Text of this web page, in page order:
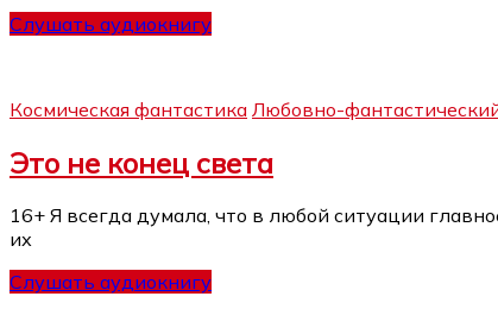
Слушать аудиокнигу
Космическая фантастика Любовно-
Это не конец света
16+ Я всегда думала, что в любой ситуации
их
Слушать аудиокнигу